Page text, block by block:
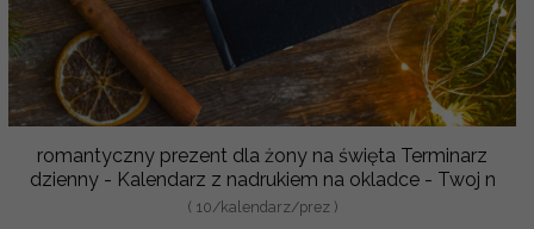
romantyczny prezent dla żony na święta Terminarz
dzienny - Kalendarz z nadrukiem na okladce - Twoj n
( 10/kalendarz/prez )